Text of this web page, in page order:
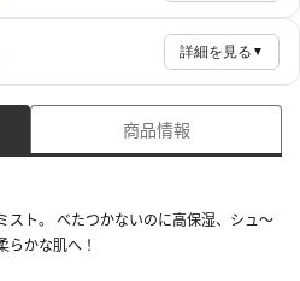
詳細を見る ▼
商品情報
スト。 べたつかないのに高保湿、シュ～
らかな肌へ！